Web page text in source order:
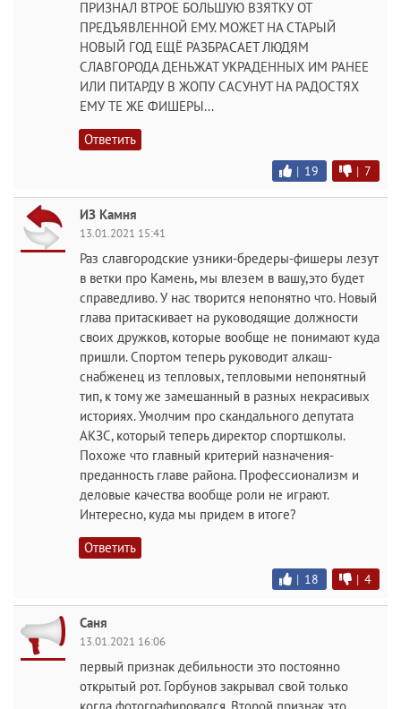
ПРИЗНАЛ ВТРОЕ БОЛЬШУЮ ВЗЯТКУ ОТ
ПРЕДЪЯВЛЕННОЙ ЕМУ. МОЖЕТ НА СТАРЫЙ
НОВЫЙ ГОД ЕЩЁ РАЗБРАСАЕТ ЛЮДЯМ
СЛАВГОРОДА ДЕНЬЖАТ УКРАДЕННЫХ ИМ РАНЕЕ
ИЛИ ПИТАРДУ В ЖОПУ САСУНУТ НА РАДОСТЯХ
ЕМУ ТЕ ЖЕ ФИШЕРЫ...
Ответить
| 19 | 7
ИЗ Камня
13.01.2021 15:41
Раз славгородские узники-бредеры-фишеры лезут
в ветки про Камень, мы влезем в вашу,это будет
справедливо. У нас творится непонятно что. Новый
глава притаскивает на руководящие должности
своих дружков, которые вообще не понимают куда
пришли. Спортом теперь руководит алкаш-
снабженец из тепловых, тепловыми непонятный
тип, к тому же замешанный в разных некрасивых
историях. Умолчим про скандального депутата
АКЗС, который теперь директор спортшколы.
Похоже что главный критерий назначения-
преданность главе района. Профессионализм и
деловые качества вообще роли не играют.
Интересно, куда мы придем в итоге?
Ответить
| 18 | 4
Саня
13.01.2021 16:06
первый признак дебильности это постоянно
открытый рот. Горбунов закрывал свой только